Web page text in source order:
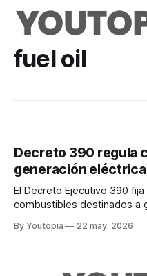
fuel oil
Decreto 390 regula
generación eléctrica
El Decreto Ejecutivo 390
combustibles destinados a
By Youtopia 22 may. 2026